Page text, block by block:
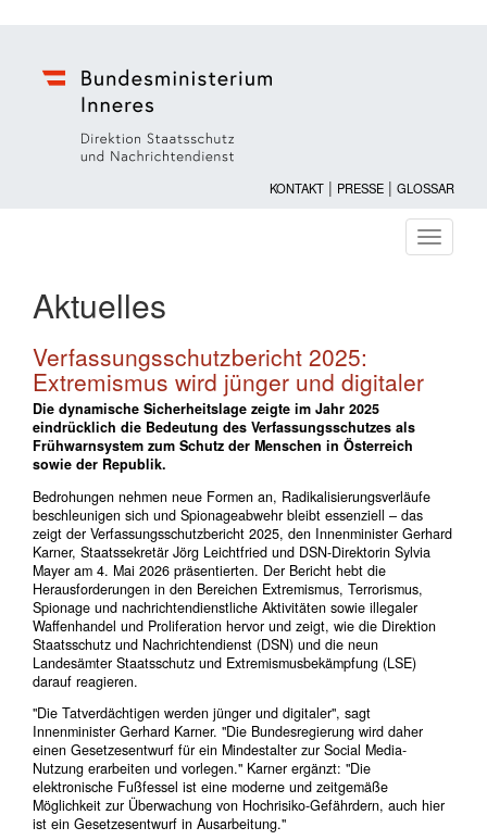
KONTAKT | PRESSE | GLOSSAR
ein-/
Aktuelles
Verfassungsschutzbericht 2025:
Extremismus wird jünger und digitaler
Die dynamische Sicherheitslage zeigte im Jahr 2025
eindrücklich die Bedeutung des Verfassungsschutzes als
Frühwarnsystem zum Schutz der Menschen in Österreich
sowie der Republik.
Bedrohungen nehmen neue Formen an, Radikalisierungsverläufe
beschleunigen sich und Spionageabwehr bleibt essenziell – das
zeigt der Verfassungsschutzbericht 2025, den Innenminister Gerhard
Karner, Staatssekretär Jörg Leichtfried und DSN-Direktorin Sylvia
Mayer am 4. Mai 2026 präsentierten. Der Bericht hebt die
Herausforderungen in den Bereichen Extremismus, Terrorismus,
Spionage und nachrichtendienstliche Aktivitäten sowie illegaler
Waffenhandel und Proliferation hervor und zeigt, wie die Direktion
Staatsschutz und Nachrichtendienst (DSN) und die neun
Landesämter Staatsschutz und Extremismusbekämpfung (LSE)
darauf reagieren.
"Die Tatverdächtigen werden jünger und digitaler", sagt
Innenminister Gerhard Karner. "Die Bundesregierung wird daher
einen Gesetzesentwurf für ein Mindestalter zur Social Media-
Nutzung erarbeiten und vorlegen." Karner ergänzt: "Die
elektronische Fußfessel ist eine moderne und zeitgemäße
Möglichkeit zur Überwachung von Hochrisiko-Gefährdern, auch hier
ist ein Gesetzesentwurf in Ausarbeitung."